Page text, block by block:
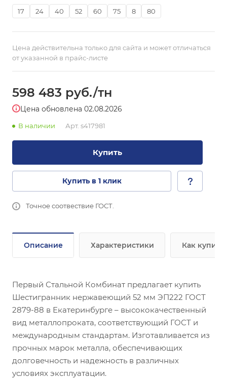
17 24 40 52 60 75 8 80
Цена действительна только для сайта и может отличаться
от указанной в прайс-листе
598 483 руб./тн
Цена обновлена 02.08.2026
В наличии Арт. s417981
Купить
Купить в 1 клик
Точное соотвествие ГОСТ.
Описание Характеристики Как купить
Первый Стальной Комбинат предлагает купить
Шестигранник нержавеющий 52 мм ЭП222 ГОСТ
2879-88 в Екатеринбурге – высококачественный
вид металлопроката, соответствующий ГОСТ и
международным стандартам. Изготавливается из
прочных марок металла, обеспечивающих
долговечность и надежность в различных
условиях эксплуатации.